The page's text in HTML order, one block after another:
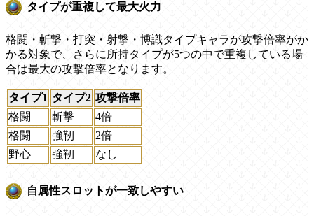
タイプが重複して最大火力
格闘・斬撃・打突・射撃・博識タイプキャラが攻撃倍率がか
かる対象で、さらに所持タイプが5つの中で重複している場
合は最大の攻撃倍率となります。
タイプ1 タイプ2 攻撃倍率
格闘
斬撃
4倍
格闘
強靭
2倍
野心
強靭 なし
自属性スロットが一致しやすい